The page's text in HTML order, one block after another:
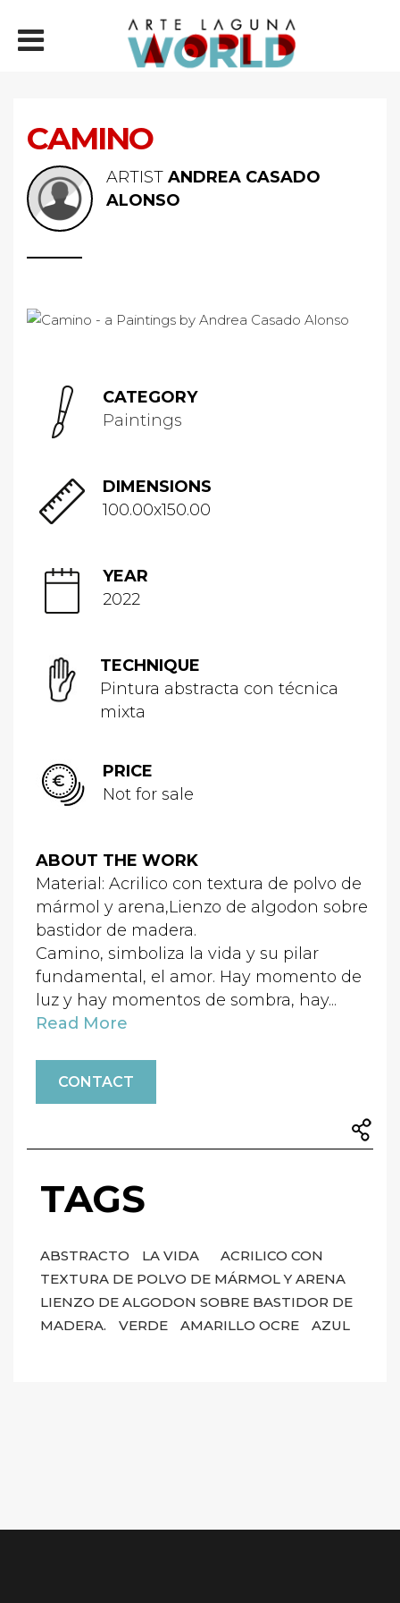
CAMINO
ARTIST ANDREA CASADO
ALONSO
CATEGORY
Paintings
DIMENSIONS
100.00x150.00
YEAR
2022
TECHNIQUE
Pintura abstracta con técnica
mixta
PRICE
Not for sale
ABOUT THE WORK
Material: Acrilico con textura de polvo de
mármol y arena,Lienzo de algodon sobre
bastidor de madera.
Camino, simboliza la vida y su pilar
fundamental, el amor. Hay momento de
luz y hay momentos de sombra, hay...
Read More
CONTACT
TAGS
ABSTRACTO LA VIDA
ACRILICO CON
TEXTURA DE POLVO DE MÁRMOL Y ARENA
LIENZO DE ALGODON SOBRE BASTIDOR DE
MADERA.
VERDE AMARILLO OCRE AZUL